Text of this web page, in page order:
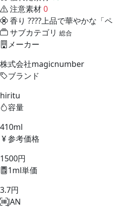
注意素材0
香り ????上品で華やかな「
サブカテゴリ 総合
メーカー
株式会社magicnumber
ブランド
hiritu
容量
410ml
参考価格
1500円
1ml単価
3.7円
JAN